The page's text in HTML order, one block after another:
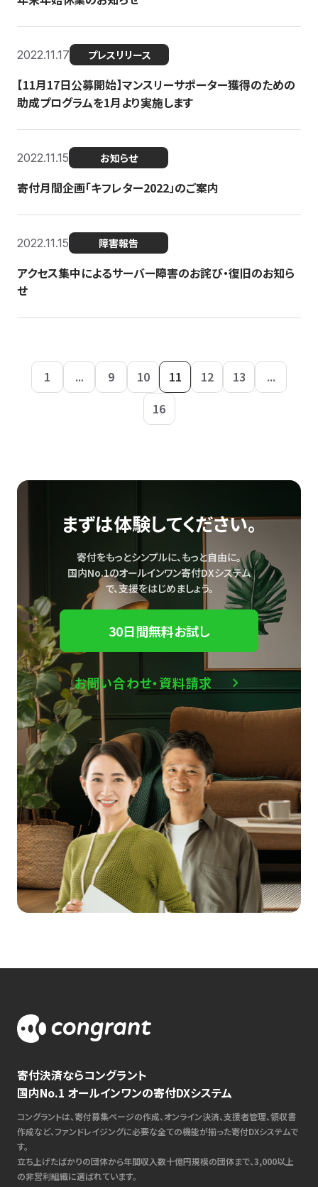
2022.11.17 プレスリリース
【11月17日公募開始】マンスリーサポーター獲得のための
助成プログラムを1月より実施します
2022.11.15 お知らせ
寄付月間企画「キフレター2022」のご案内
2022.11.15 障害報告
アクセス集中によるサーバー障害のお詫び・復旧のお知ら
せ
1 ... 9 10 11 12 13
...
16
まずは体験してください。
寄付をもっとシンプルに、もっと自由に。
国内No.1のオールインワン寄付DXシステム
で、支援をはじめましょう。
30日間無料お試し
お問い合わせ・資料請求
寄付決済ならコングラント
国内No.1 オールインワンの寄付DXシステム
コングラントは、寄付募集ページの作成、オンライン決済、支援者管理、領収書
作成など、ファンドレイジングに必要な全ての機能が揃った寄付DXシステムで
す。
立ち上げたばかりの団体から年間収入数十億円規模の団体まで、3,000以上
の非営利組織に選ばれています。